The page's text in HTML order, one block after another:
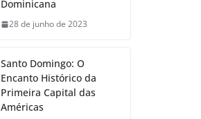
Dominicana
28 de junho de 2023
Santo Domingo: O
Encanto Histórico da
Primeira Capital das
Américas